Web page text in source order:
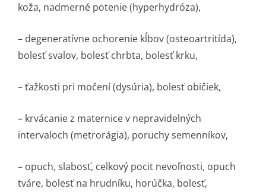
koža, nadmerné potenie (hyperhydróza),
– degeneratívne ochorenie kĺbov (osteoartritída),
bolesť svalov, bolesť chrbta, bolesť krku,
– ťažkosti pri močení (dysúria), bolesť običiek,
– krvácanie z maternice v nepravidelných
intervaloch (metrorágia), poruchy semenníkov,
– opuch, slabosť, celkový pocit nevoľnosti, opuch
tváre, bolesť na hrudníku, horúčka, bolesť,